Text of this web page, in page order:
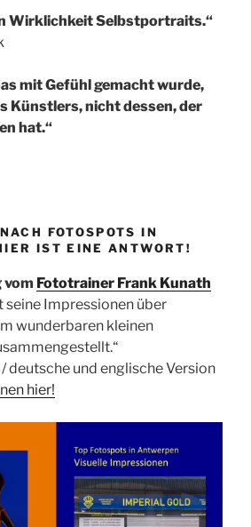
Wirklichkeit Selbstportraits.“
mit Gefühl gemacht wurde,
Künstlers, nicht dessen, der
hat.“
FOTOSPOTS IN
IST EINE ANTWORT!
vom Fototrainer Frank Kunath
seine Impressionen über
wunderbaren kleinen
deutsche und englische Version
hier!